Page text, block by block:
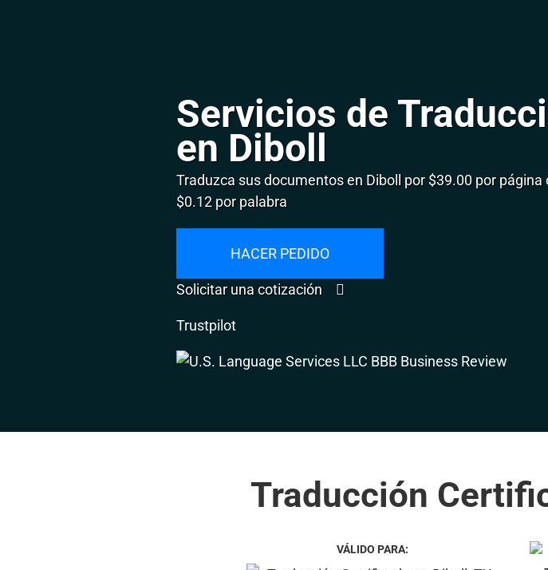
Servicios de
en Diboll
Traduzca sus documentos en Diboll por $39.00 por página
$0.12 por palabra
HACER PEDIDO
Solicitar una cotización
Trustpilot
Traducción
VÁLIDO PARA: